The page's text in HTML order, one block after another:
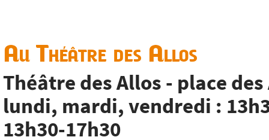
Au Théâtre des Allos
Théâtre des Allos - place
lundi, mardi, vendredi :
13h30-17h30